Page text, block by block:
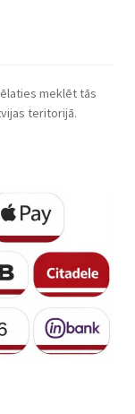
meklēt tās
teritorijā.